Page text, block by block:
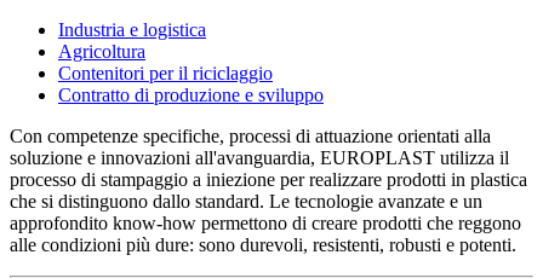
Industria e logistica
Agricoltura
Contenitori per il riciclaggio
Contratto di produzione e sviluppo
Con competenze specifiche, processi di attuazione orientati alla
soluzione e innovazioni all'avanguardia, EUROPLAST utilizza il
processo di stampaggio a iniezione per realizzare prodotti in plastica
che si distinguono dallo standard. Le tecnologie avanzate e un
approfondito know-how permettono di creare prodotti che reggono
alle condizioni più dure: sono durevoli, resistenti, robusti e potenti.